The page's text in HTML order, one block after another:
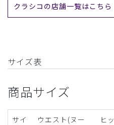
クラシコの店舗一覧はこちら
サイズ表
商品サイズ
サイ
ウエスト(ヌー
ヒッ